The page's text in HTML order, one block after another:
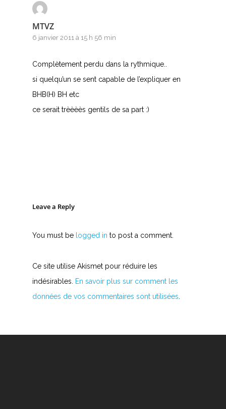
MTVZ
6 janvier 2011 à 15 h 56 min
Complètement perdu dans la rythmique..
si quelqu’un se sent capable de l’expliquer en
BHB(H) BH etc
ce serait trèèèès gentils de sa part :)
Leave a Reply
You must be logged in to post a comment.
Ce site utilise Akismet pour réduire les
indésirables.
En savoir plus sur comment les
données de vos commentaires sont utilisées